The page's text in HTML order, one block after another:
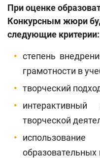
При оценке
Конкурсным жюри
следующие критерии:
степень
грамотности в
творческий
творческой